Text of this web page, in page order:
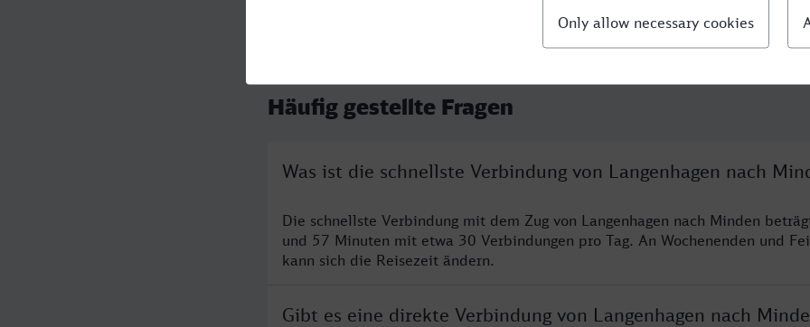
Häufig gestellte Fragen
Was ist die schnellste Verbindung von Langenhagen nach
Die schnellste Verbindung mit dem Zug von Langenhagen nach Minden
und 57 Minuten mit etwa 30 Verbindungen pro Tag. An Wochenenden und
kann sich die Reisezeit ändern.
Gibt es eine direkte Verbindung von Langenhagen nach